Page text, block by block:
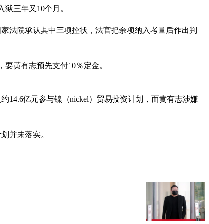
三年又10个月。
法院承认其中三项控状，法官把余项纳入考量后作出判
黄有志预先支付10％定金。
14.6亿元参与镍（nickel）贸易投资计划，而黄有志涉嫌
并未落实。